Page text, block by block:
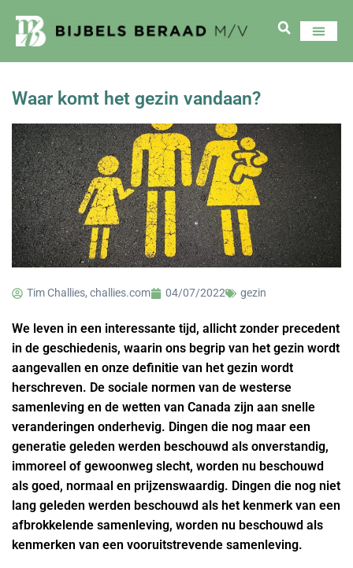
Waar komt het gezin vandaan?
Tim Challies, challies.com 04/07/2022 gezin
We leven in een interessante tijd, allicht zonder precedent
in de geschiedenis, waarin ons begrip van het gezin wordt
aangevallen en onze definitie van het gezin wordt
herschreven. De sociale normen van de westerse
samenleving en de wetten van Canada zijn aan snelle
veranderingen onderhevig. Dingen die nog maar een
generatie geleden werden beschouwd als onverstandig,
immoreel of gewoonweg slecht, worden nu beschouwd
als goed, normaal en prijzenswaardig. Dingen die nog niet
lang geleden werden beschouwd als het kenmerk van een
afbrokkelende samenleving, worden nu beschouwd als
kenmerken van een vooruitstrevende samenleving.